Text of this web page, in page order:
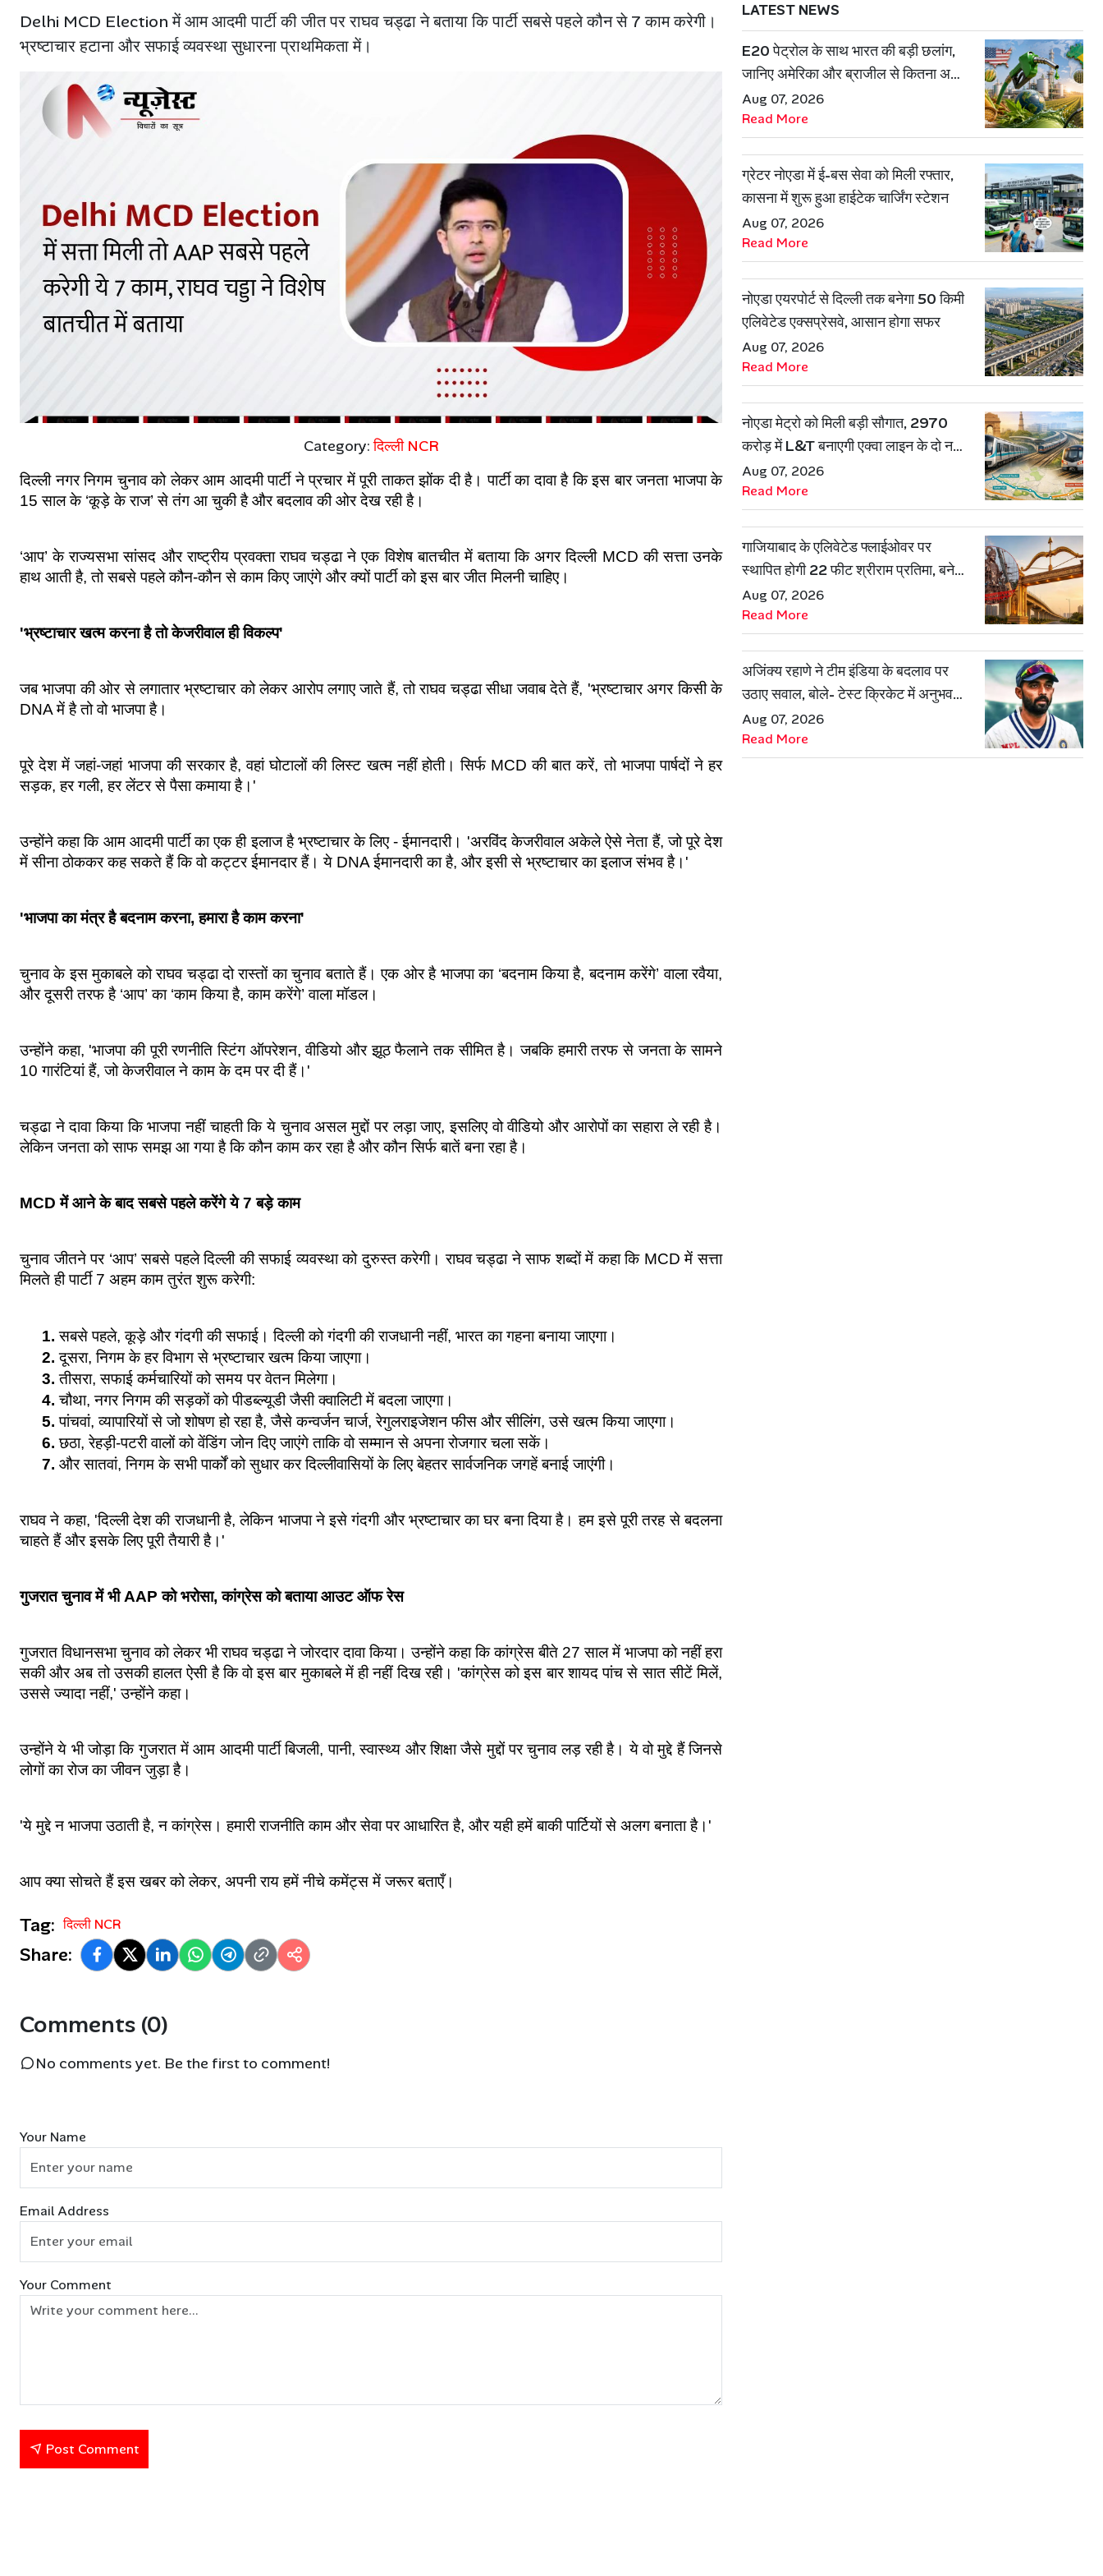
Delhi MCD Election में आम आदमी पार्टी की जीत पर राघव चड्ढा ने बताया कि पार्टी सबसे पहले कौन से 7 काम करेगी।
भ्रष्टाचार हटाना और सफाई व्यवस्था सुधारना प्राथमिकता में।
Category:दिल्ली NCR
दिल्ली नगर निगम चुनाव को लेकर आम आदमी पार्टी ने प्रचार में पूरी ताकत झोंक दी है। पार्टी का दावा है कि इस बार जनता भाजपा के
15 साल के ‘कूड़े के राज’ से तंग आ चुकी है और बदलाव की ओर देख रही है।
‘आप’ के राज्यसभा सांसद और राष्ट्रीय प्रवक्ता राघव चड्ढा ने एक विशेष बातचीत में बताया कि अगर दिल्ली MCD की सत्ता उनके
हाथ आती है, तो सबसे पहले कौन-कौन से काम किए जाएंगे और क्यों पार्टी को इस बार जीत मिलनी चाहिए।
'भ्रष्टाचार खत्म करना है तो केजरीवाल ही विकल्प'
जब भाजपा की ओर से लगातार भ्रष्टाचार को लेकर आरोप लगाए जाते हैं, तो राघव चड्ढा सीधा जवाब देते हैं, 'भ्रष्टाचार अगर किसी के
DNA में है तो वो भाजपा है।
पूरे देश में जहां-जहां भाजपा की सरकार है, वहां घोटालों की लिस्ट खत्म नहीं होती। सिर्फ MCD की बात करें, तो भाजपा पार्षदों ने हर
सड़क, हर गली, हर लेंटर से पैसा कमाया है।'
उन्होंने कहा कि आम आदमी पार्टी का एक ही इलाज है भ्रष्टाचार के लिए - ईमानदारी। 'अरविंद केजरीवाल अकेले ऐसे नेता हैं, जो पूरे देश
में सीना ठोककर कह सकते हैं कि वो कट्टर ईमानदार हैं। ये DNA ईमानदारी का है, और इसी से भ्रष्टाचार का इलाज संभव है।'
'भाजपा का मंत्र है बदनाम करना, हमारा है काम करना'
चुनाव के इस मुकाबले को राघव चड्ढा दो रास्तों का चुनाव बताते हैं। एक ओर है भाजपा का ‘बदनाम किया है, बदनाम करेंगे’ वाला रवैया,
और दूसरी तरफ है ‘आप’ का ‘काम किया है, काम करेंगे’ वाला मॉडल।
उन्होंने कहा, 'भाजपा की पूरी रणनीति स्टिंग ऑपरेशन, वीडियो और झूठ फैलाने तक सीमित है। जबकि हमारी तरफ से जनता के सामने
10 गारंटियां हैं, जो केजरीवाल ने काम के दम पर दी हैं।'
चड्ढा ने दावा किया कि भाजपा नहीं चाहती कि ये चुनाव असल मुद्दों पर लड़ा जाए, इसलिए वो वीडियो और आरोपों का सहारा ले रही है।
लेकिन जनता को साफ समझ आ गया है कि कौन काम कर रहा है और कौन सिर्फ बातें बना रहा है।
MCD में आने के बाद सबसे पहले करेंगे ये 7 बड़े काम
चुनाव जीतने पर ‘आप’ सबसे पहले दिल्ली की सफाई व्यवस्था को दुरुस्त करेगी। राघव चड्ढा ने साफ शब्दों में कहा कि MCD में सत्ता
मिलते ही पार्टी 7 अहम काम तुरंत शुरू करेगी:
सबसे पहले, कूड़े और गंदगी की सफाई। दिल्ली को गंदगी की राजधानी नहीं, भारत का गहना बनाया जाएगा।
दूसरा, निगम के हर विभाग से भ्रष्टाचार खत्म किया जाएगा।
तीसरा, सफाई कर्मचारियों को समय पर वेतन मिलेगा।
चौथा, नगर निगम की सड़कों को पीडब्ल्यूडी जैसी क्वालिटी में बदला जाएगा।
पांचवां, व्यापारियों से जो शोषण हो रहा है, जैसे कन्वर्जन चार्ज, रेगुलराइजेशन फीस और सीलिंग, उसे खत्म किया जाएगा।
छठा, रेहड़ी-पटरी वालों को वेंडिंग जोन दिए जाएंगे ताकि वो सम्मान से अपना रोजगार चला सकें।
और सातवां, निगम के सभी पार्कों को सुधार कर दिल्लीवासियों के लिए बेहतर सार्वजनिक जगहें बनाई जाएंगी।
राघव ने कहा, 'दिल्ली देश की राजधानी है, लेकिन भाजपा ने इसे गंदगी और भ्रष्टाचार का घर बना दिया है। हम इसे पूरी तरह से बदलना
चाहते हैं और इसके लिए पूरी तैयारी है।'
गुजरात चुनाव में भी AAP को भरोसा, कांग्रेस को बताया आउट ऑफ रेस
गुजरात विधानसभा चुनाव को लेकर भी राघव चड्ढा ने जोरदार दावा किया। उन्होंने कहा कि कांग्रेस बीते 27 साल में भाजपा को नहीं हरा
सकी और अब तो उसकी हालत ऐसी है कि वो इस बार मुकाबले में ही नहीं दिख रही। 'कांग्रेस को इस बार शायद पांच से सात सीटें मिलें,
उससे ज्यादा नहीं,' उन्होंने कहा।
उन्होंने ये भी जोड़ा कि गुजरात में आम आदमी पार्टी बिजली, पानी, स्वास्थ्य और शिक्षा जैसे मुद्दों पर चुनाव लड़ रही है। ये वो मुद्दे हैं जिनसे
लोगों का रोज का जीवन जुड़ा है।
'ये मुद्दे न भाजपा उठाती है, न कांग्रेस। हमारी राजनीति काम और सेवा पर आधारित है, और यही हमें बाकी पार्टियों से अलग बनाता है।'
आप क्या सोचते हैं इस खबर को लेकर, अपनी राय हमें नीचे कमेंट्स में जरूर बताएँ।
Tag: दिल्ली NCR
Share:
Comments (0)
No comments yet. Be the first to comment!
Your Name
Email Address
Your Comment
Post Comment
LATEST NEWS
E20 पेट्रोल के साथ भारत की बड़ी छलांग,
जानिए अमेरिका और ब्राजील से कितना अलग
है एथेनॉल मॉडल
Aug 07, 2026
Read More
ग्रेटर नोएडा में ई-बस सेवा को मिली रफ्तार,
कासना में शुरू हुआ हाईटेक चार्जिंग स्टेशन
Aug 07, 2026
Read More
नोएडा एयरपोर्ट से दिल्ली तक बनेगा 50 किमी
एलिवेटेड एक्सप्रेसवे, आसान होगा सफर
Aug 07, 2026
Read More
नोएडा मेट्रो को मिली बड़ी सौगात, 2970
करोड़ में L&T बनाएगी एक्वा लाइन के दो नए
रूट
Aug 07, 2026
Read More
गाजियाबाद के एलिवेटेड फ्लाईओवर पर
स्थापित होगी 22 फीट श्रीराम प्रतिमा, बनेगी
शहर की नई पहचान
Aug 07, 2026
Read More
अजिंक्य रहाणे ने टीम इंडिया के बदलाव पर
उठाए सवाल, बोले- टेस्ट क्रिकेट में अनुभव
की जरूरत हमेशा रहेगी
Aug 07, 2026
Read More